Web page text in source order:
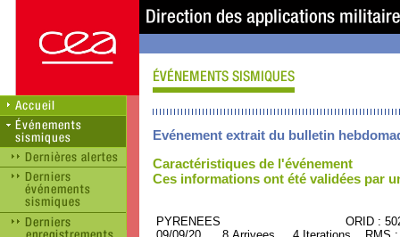
Evénement extrait du bulletin
Caractéristiques de l'événement
Ces informations ont été validées par
PYRENEES ORID :